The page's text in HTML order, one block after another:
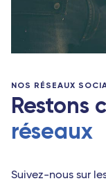
NOS RÉSEAUX
Restons
réseaux
Suivez-nous sur